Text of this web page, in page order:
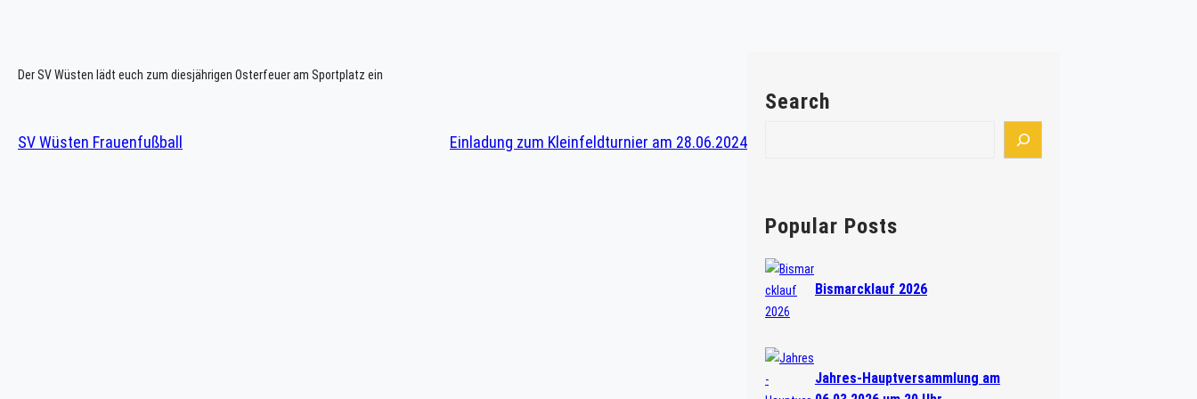
Der SV Wüsten lädt euch zum diesjährigen Osterfeuer am Sportplatz ein
SV Wüsten Frauenfußball Einladung zum Kleinfeldturnier am 28.06.2024
Search
c
hPopular Posts
Bismarcklauf 2026
Jahres-Hauptversammlung am